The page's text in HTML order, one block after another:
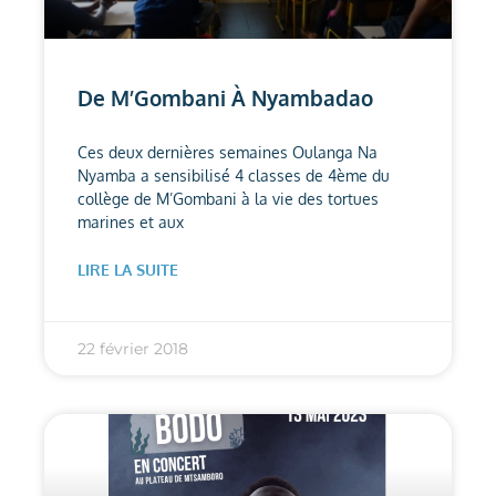
De M’Gombani À Nyambadao
Ces deux dernières semaines Oulanga Na
Nyamba a sensibilisé 4 classes de 4ème du
collège de M’Gombani à la vie des tortues
marines et aux
LIRE LA SUITE
22 février 2018